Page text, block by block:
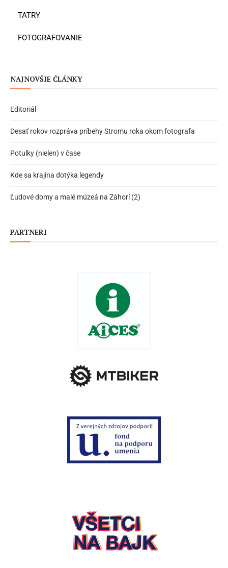
TATRY
FOTOGRAFOVANIE
NAJNOVŠIE ČLÁNKY
Editoriál
Desať rokov rozpráva príbehy Stromu roka okom fotografa
Potulky (nielen) v čase
Kde sa krajina dotýka legendy
Ľudové domy a malé múzeá na Záhorí (2)
PARTNERI